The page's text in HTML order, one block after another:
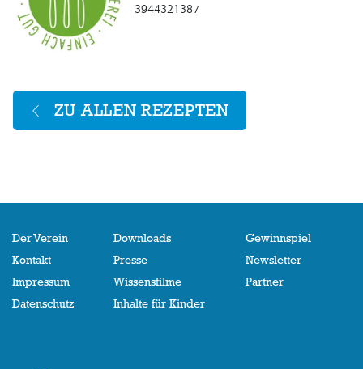
3944321387
ZU ALLEN REZEPTEN
Der Verein
Kontakt
Impressum
Datenschutz
Downloads
Presse
Wissensfilme
Inhalte für Kinder
Gewinnspiel
Newsletter
Partner